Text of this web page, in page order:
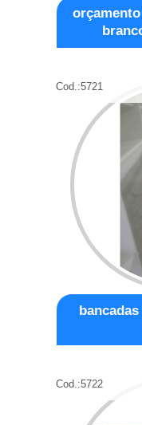
Cod.:5721
Cod.:5722